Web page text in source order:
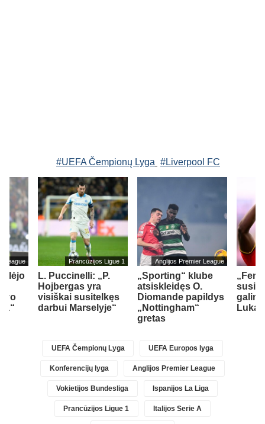
#UEFA Čempionų Lyga #Liverpool FC
League Prancūzijos Ligue 1
L. Puccinelli: „P.
Hojbergas yra
visiškai susitelkęs
darbui Marselyje“
Anglijos Premier League
„Sporting“ klube
atsiskleidęs O.
Diomande papildys
„Nottingham“
gretas
UEFA Čempionų Lyga UEFA Europos lyga
Konferencijų lyga Anglijos Premier League
Vokietijos Bundesliga Ispanijos La Liga
Prancūzijos Ligue 1 Italijos Serie A